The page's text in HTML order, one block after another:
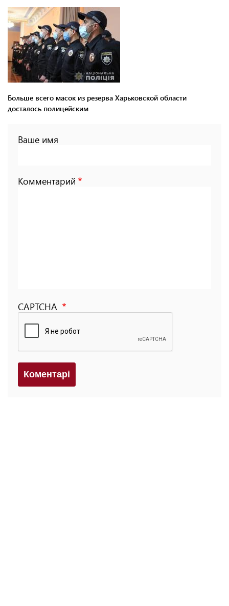
Больше всего масок из резерва Харьковской области
досталось полицейским
Ваше имя
Комментарий
CAPTCHA
Коментарi